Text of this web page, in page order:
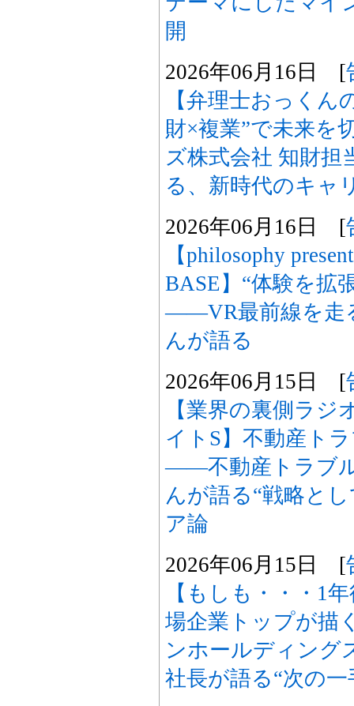
開
2026年06月16日 [
【弁理士おっくん
財×複業”で未来
ズ株式会社 知財担
る、新時代のキャ
2026年06月16日 [
【philosophy
BASE】“体験を拡
――VR最前線を走
んが語る
2026年06月15日 [
【業界の裏側ラジ
イトS】不動産ト
――不動産トラブ
んが語る“戦略と
ア論
2026年06月15日 [
【もしも・・・1
場企業トップが描
ンホールディング
社長が語る“次の一